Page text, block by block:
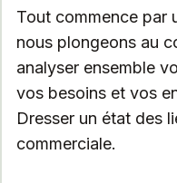
Tout commence par
nous plongeons au
analyser ensemble
vos besoins et vos
Dresser un état des
commerciale.